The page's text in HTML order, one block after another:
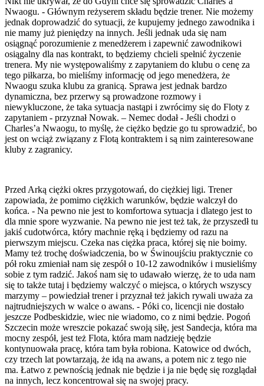
Nwaogu. - Głównym reżyserem składu będzie trener. Nie możemy
jednak doprowadzić do sytuacji, że kupujemy jednego zawodnika i
nie mamy już pieniędzy na innych. Jeśli jednak uda się nam
osiągnąć porozumienie z menedżerem i zapewnić zawodnikowi
osiągalny dla nas kontrakt, to będziemy chcieli spełnić życzenie
trenera. My nie występowaliśmy z zapytaniem do klubu o cenę za
tego piłkarza, bo mieliśmy informację od jego menedżera, że
Nwaogu szuka klubu za granicą. Sprawa jest jednak bardzo
dynamiczna, bez przerwy są prowadzone rozmowy i
niewykluczone, że taka sytuacja nastąpi i zwrócimy się do Floty z
zapytaniem - przyznał Nowak. – Nemec dodał - Jeśli chodzi o
Charles’a Nwaogu, to myślę, że ciężko będzie go tu sprowadzić, bo
jest on wciąż związany z Flotą kontraktem i są nim zainteresowane
kluby z zagranicy.
Przed Arką ciężki okres przygotowań, do ciężkiej ligi. Trener
zapowiada, że pomimo ciężkich warunków, będzie walczył do
końca. - Na pewno nie jest to komfortowa sytuacja i dlatego jest to
dla mnie spore wyzwanie. Na pewno nie jest też tak, że przyszedł tu
jakiś cudotwórca, który machnie ręką i będziemy od razu na
pierwszym miejscu. Czeka nas ciężka praca, której się nie boimy.
Mamy też trochę doświadczenia, bo w Świnoujściu praktycznie co
pół roku zmieniał nam się zespół o 10-12 zawodników i musieliśmy
sobie z tym radzić. Jakoś nam się to udawało wierzę, że to uda nam
się to także tutaj i będziemy walczyć o miejsca, o których wszyscy
marzymy – powiedział trener i przyznał też jakich rywali uważa za
najtrudniejszych w walce o awans. - Póki co, licencji nie dostało
jeszcze Podbeskidzie, wiec nie wiadomo, co z nimi będzie. Pogoń
Szczecin może wreszcie pokazać swoją siłę, jest Sandecja, która ma
mocny zespół, jest też Flota, która mam nadzieję będzie
kontynuowała pracę, która tam była robiona. Katowice od dwóch,
czy trzech lat powtarzają, że idą na awans, a potem nic z tego nie
ma. Łatwo z pewnością jednak nie będzie i ja nie będę się rozglądał
na innych, lecz koncentrował się na swojej pracy.